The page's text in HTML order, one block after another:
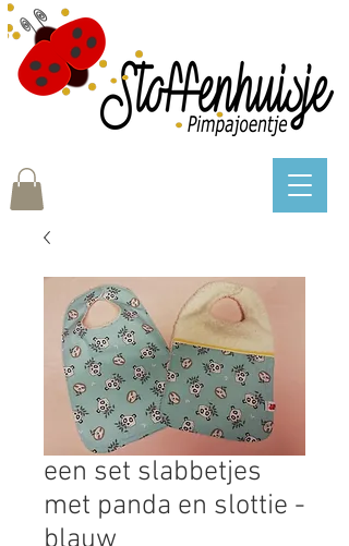
een set slabbetjes
met panda en slottie -